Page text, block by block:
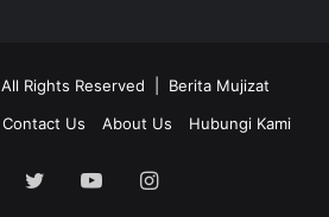
Rights Reserved | Berita Mujizat
Contact Us About Us Hubungi Kami
Facebook
Twitter YouTubeInstagram